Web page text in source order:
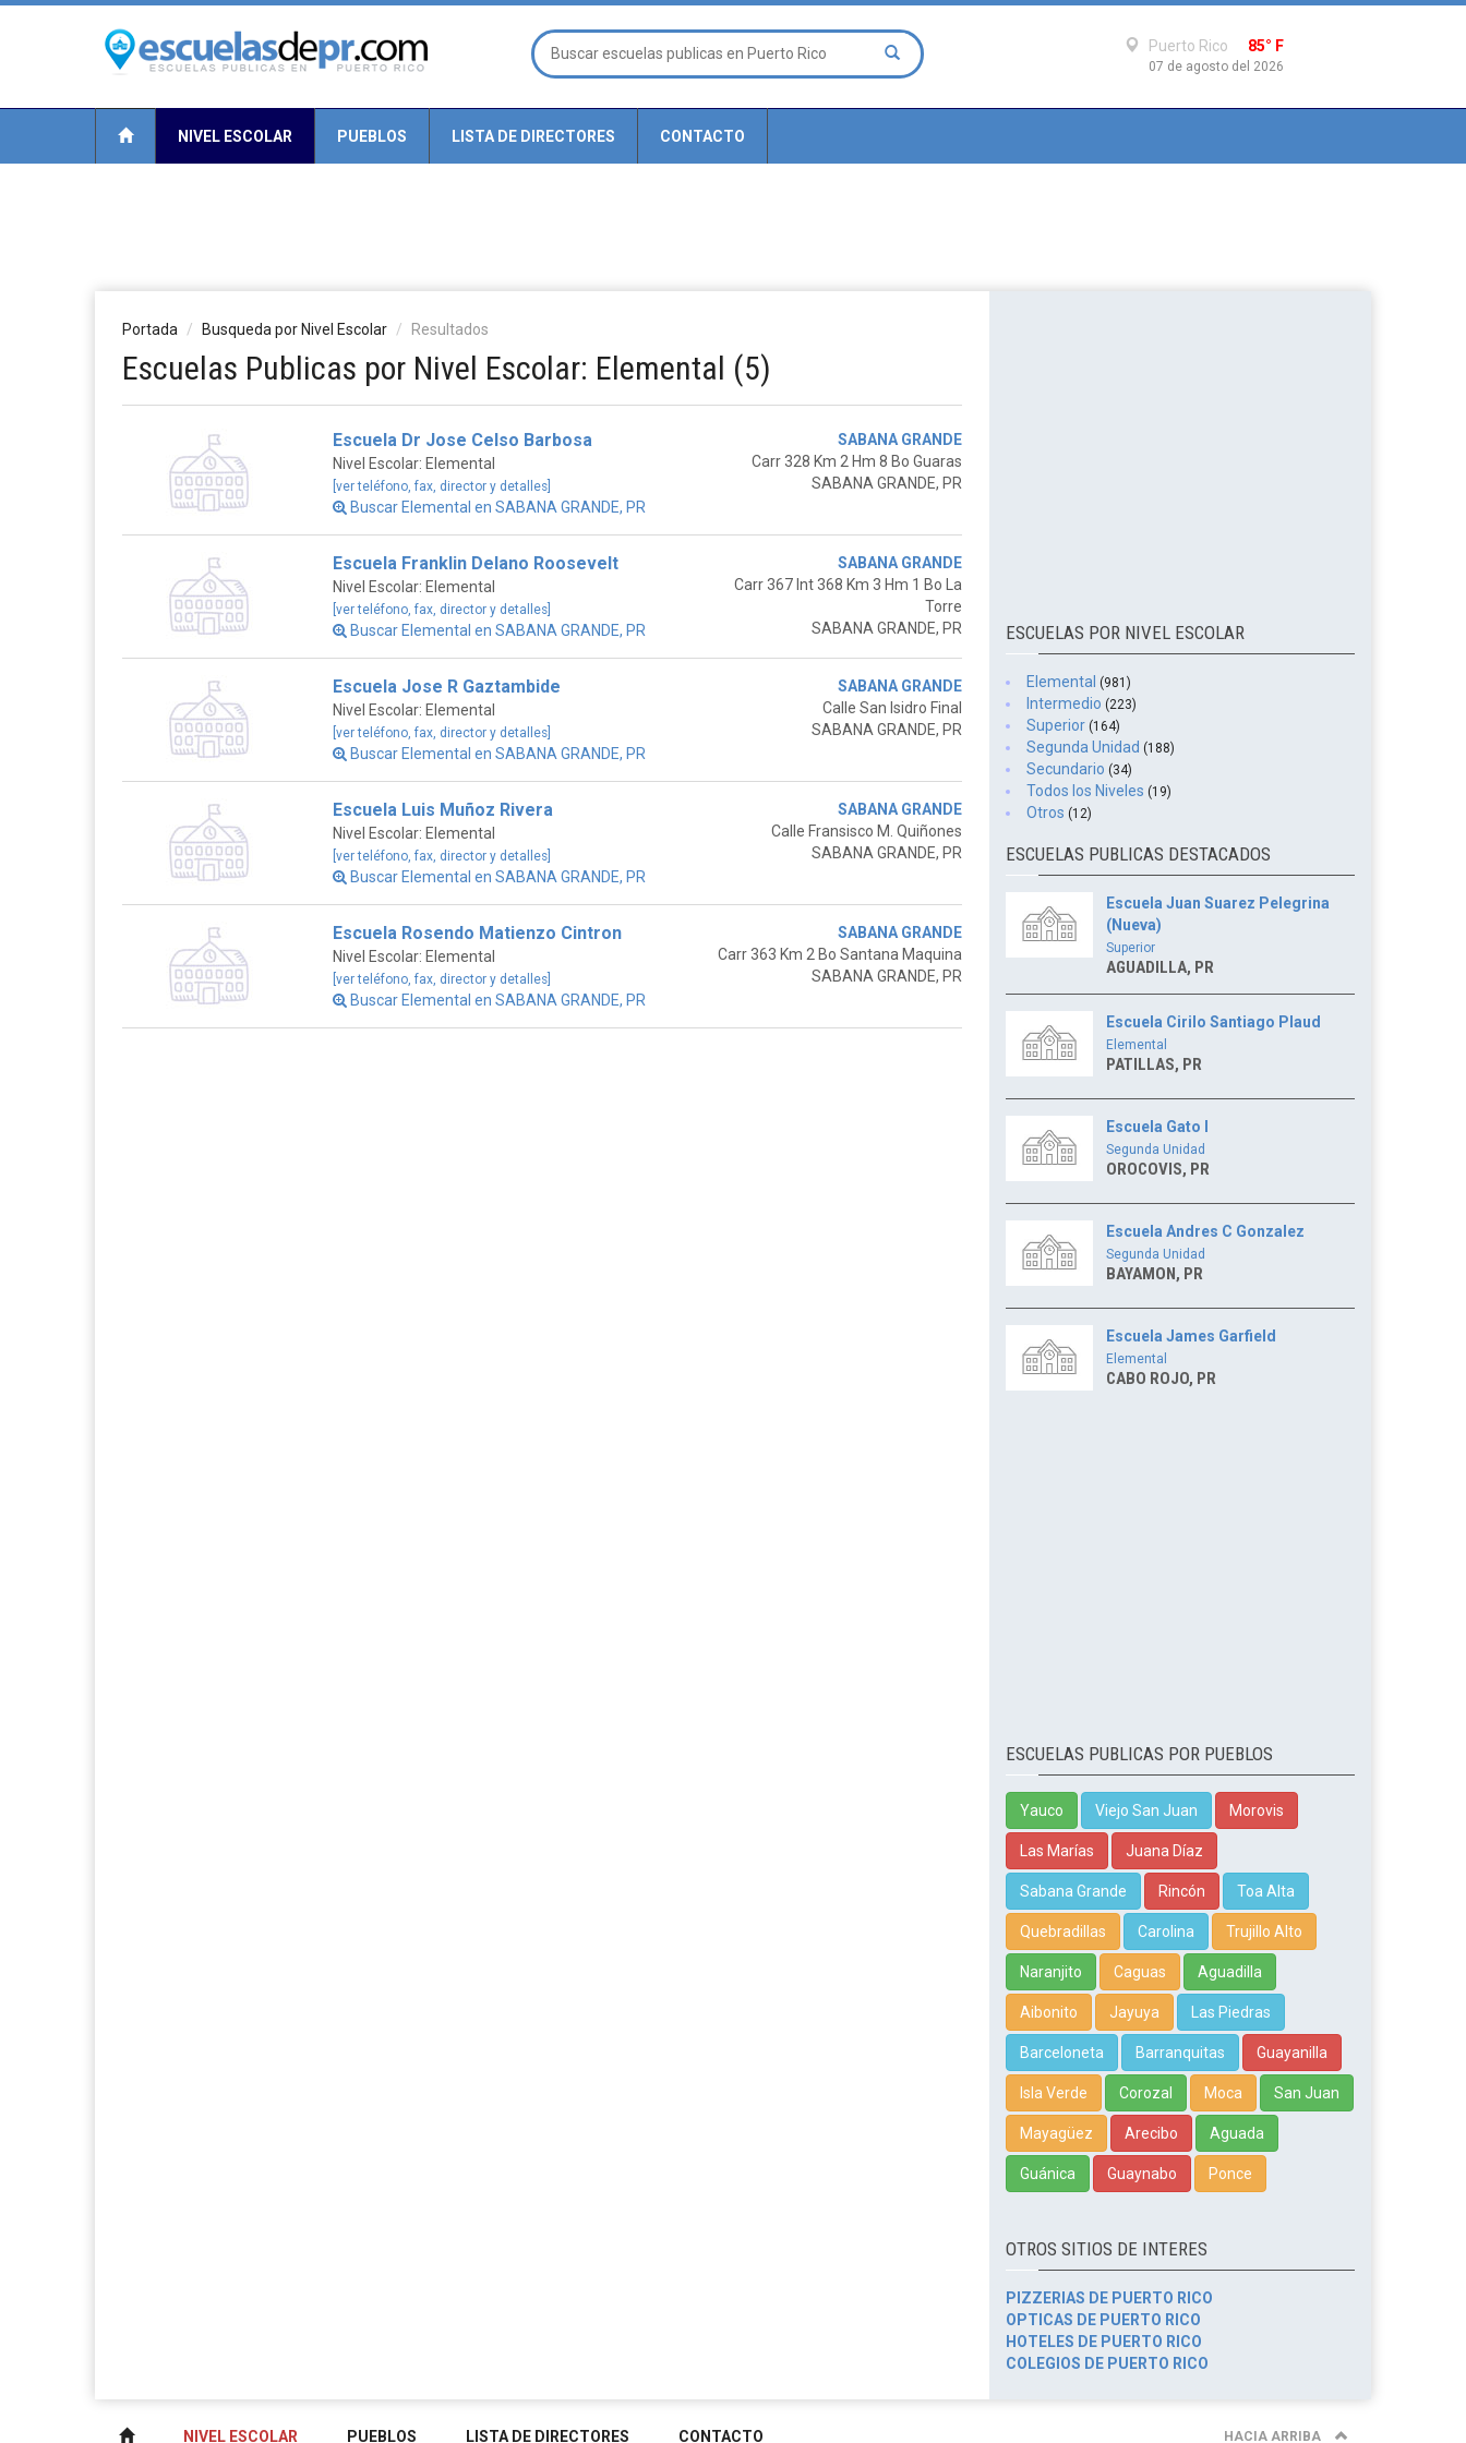
Puerto Rico 85° F
07 de agosto del 2026
NIVEL ESCOLAR PUEBLOS LISTA DE DIRECTORES CONTACTO
Portada Busqueda por Nivel Escolar Resultados
Escuelas Publicas por Nivel Escolar: Elemental (5)
Escuela Dr Jose Celso Barbosa
Nivel Escolar: Elemental
[ver teléfono, fax, director y detalles]
Buscar Elemental en SABANA GRANDE, PR
SABANA GRANDE
Carr 328 Km 2 Hm 8 Bo Guaras
SABANA GRANDE, PR
Escuela Franklin Delano Roosevelt
Nivel Escolar: Elemental
[ver teléfono, fax, director y detalles]
Buscar Elemental en SABANA GRANDE, PR
SABANA GRANDE
Carr 367 Int 368 Km 3 Hm 1 Bo La
Torre
SABANA GRANDE, PR
Escuela Jose R Gaztambide
Nivel Escolar: Elemental
[ver teléfono, fax, director y detalles]
Buscar Elemental en SABANA GRANDE, PR
SABANA GRANDE
Calle San Isidro Final
SABANA GRANDE, PR
Escuela Luis Muñoz Rivera
Nivel Escolar: Elemental
[ver teléfono, fax, director y detalles]
Buscar Elemental en SABANA GRANDE, PR
SABANA GRANDE
Calle Fransisco M. Quiñones
SABANA GRANDE, PR
Escuela Rosendo Matienzo Cintron
Nivel Escolar: Elemental
[ver teléfono, fax, director y detalles]
Buscar Elemental en SABANA GRANDE, PR
SABANA GRANDE
Carr 363 Km 2 Bo Santana Maquina
SABANA GRANDE, PR
ESCUELAS POR NIVEL ESCOLAR
Elemental (981)
Intermedio (223)
Superior (164)
Segunda Unidad (188)
Secundario (34)
Todos los Niveles (19)
Otros (12)
ESCUELAS PUBLICAS DESTACADOS
Escuela Juan Suarez Pelegrina
(Nueva)
Superior
AGUADILLA, PR
Escuela Cirilo Santiago Plaud
Elemental
PATILLAS, PR
Escuela Gato I
Segunda Unidad
OROCOVIS, PR
Escuela Andres C Gonzalez
Segunda Unidad
BAYAMON, PR
Escuela James Garfield
Elemental
CABO ROJO, PR
ESCUELAS PUBLICAS POR PUEBLOS
Yauco Viejo San Juan Morovis
Las Marías Juana Díaz
Sabana Grande Rincón Toa Alta
Quebradillas Carolina Trujillo Alto
Naranjito Caguas Aguadilla
Aibonito Jayuya Las Piedras
Barceloneta Barranquitas Guayanilla
Isla Verde Corozal Moca San Juan
Mayagüez Arecibo Aguada
Guánica Guaynabo Ponce
OTROS SITIOS DE INTERES
PIZZERIAS DE PUERTO RICO
OPTICAS DE PUERTO RICO
HOTELES DE PUERTO RICO
COLEGIOS DE PUERTO RICO
NIVEL ESCOLAR PUEBLOS LISTA DE DIRECTORES CONTACTO HACIA ARRIBA